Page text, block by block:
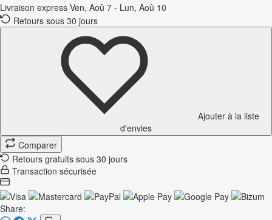
Livraison express Ven, Aoû 7 - Lun, Aoû 10
Retours sous 30 jours
Ajouter à la liste
d'envies
Comparer
Retours gratuits sous 30 jours
Transaction sécurisée
Share: